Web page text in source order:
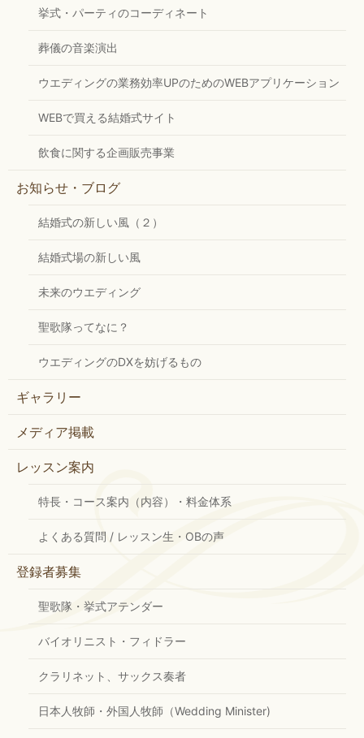
挙式・パーティのコーディネート
葬儀の音楽演出
ウエディングの業務効率UPのためのWEBアプリケーション
WEBで買える結婚式サイト
飲食に関する企画販売事業
お知らせ・ブログ
結婚式の新しい風（２）
結婚式場の新しい風
未来のウエディング
聖歌隊ってなに？
ウエディングのDXを妨げるもの
ギャラリー
メディア掲載
レッスン案内
特長・コース案内（内容）・料金体系
よくある質問 / レッスン生・OBの声
登録者募集
聖歌隊・挙式アテンダー
バイオリニスト・フィドラー
クラリネット、サックス奏者
日本人牧師・外国人牧師（Wedding Minister)